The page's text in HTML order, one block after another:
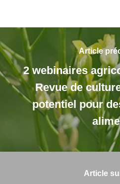
Article
2 webinaires
Revue de
potentiel pour
Article